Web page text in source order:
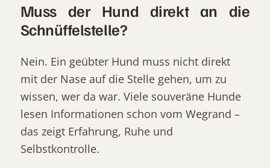
Muss der Hund direkt an die
Schnüffelstelle?
Nein. Ein geübter Hund muss nicht direkt
mit der Nase auf die Stelle gehen, um zu
wissen, wer da war. Viele souveräne Hunde
lesen Informationen schon vom Wegrand –
das zeigt Erfahrung, Ruhe und
Selbstkontrolle.